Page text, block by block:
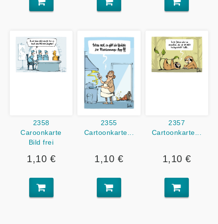
2358
Caroonkarte
Bild frei
1,10 €
2355
Cartoonkarte...
1,10 €
2357
Cartoonkarte...
1,10 €